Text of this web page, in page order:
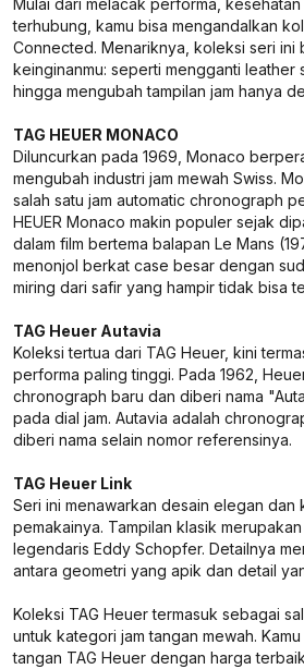
Mulai dari melacak performa,
terhubung, kamu bisa mengandalkan
Connected. Menariknya, koleksi seri ini
keinginanmu: seperti mengganti leather
hingga mengubah tampilan jam hanya
TAG HEUER MONACO
Diluncurkan pada 1969, Monaco
mengubah industri jam mewah Swiss.
salah satu jam automatic chronograph
HEUER Monaco makin populer sejak
dalam film bertema balapan Le Mans
menonjol berkat case besar dengan
miring dari safir yang hampir tidak bisa
TAG Heuer Autavia
Koleksi tertua dari TAG Heuer, kini
performa paling tinggi. Pada 1962,
chronograph baru dan diberi nama
pada dial jam. Autavia adalah
diberi nama selain nomor referensinya.
TAG Heuer Link
Seri ini menawarkan desain elegan dan
pemakainya. Tampilan klasik
legendaris Eddy Schopfer. Detailnya
antara geometri yang apik dan detail
Koleksi TAG Heuer termasuk sebagai
untuk kategori jam tangan mewah.
tangan TAG Heuer dengan harga